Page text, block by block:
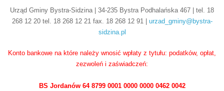
Urząd Gminy Bystra-Sidzina | 34-235 Bystra Podhalańska 467 | tel. 18
268 12 20 tel. 18 268 12 21 fax. 18 268 12 91 | urzad_gminy@bystra-
sidzina.pl
Konto bankowe na które należy wnosić wpłaty z tytułu: podatków, opłat,
zezwoleń i zaświadczeń:
BS Jordanów 64 8799 0001 0000 0000 0462 0042